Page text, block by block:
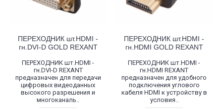
ПЕРЕХОДНИК шт.HDMI -
гн.DVI-D GOLD REXANT
ПЕРЕХОДНИК шт.HDMI -
гн.DVI-D REXANT
предназначен для передачи
цифровых видеоданных
высокого разрешения и
многоканаль..
ПЕРЕХОДНИК шт.HDMI -
гн.HDMI GOLD REXANT
ПЕРЕХОДНИК шт.HDMI -
гн.HDMI REXANT
предназначен для удобного
подключения углового
кабеля HDMI к устройству в
условия..